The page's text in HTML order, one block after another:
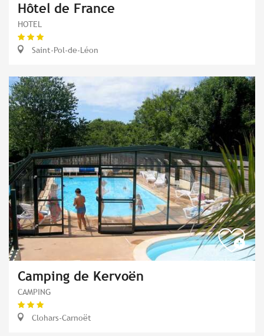
Hôtel de France
HOTEL
Saint-Pol-de-Léon
Camping de Kervoën
CAMPING
Clohars-Carnoët